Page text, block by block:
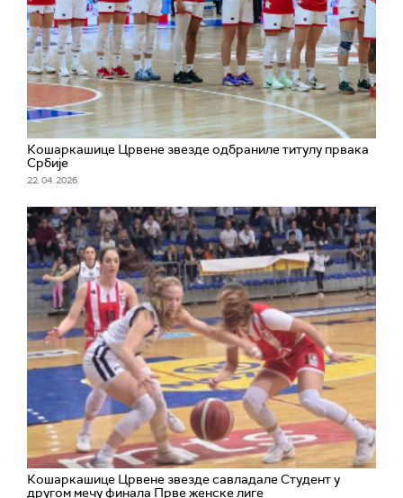
Кошаркашице Црвене звезде одбраниле титулу првака
Србије
22. 04. 2026.
Кошаркашице Црвене звезде савладале Студент у
другом мечу финала Прве женске лиге